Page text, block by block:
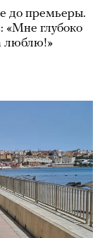
до премьеры.
«Мне глубоко
люблю!»